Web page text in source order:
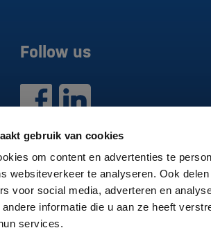
gebruik van cookies
om content en advertenties te
websiteverkeer te analyseren. Ook
voor social media, adverteren en
informatie die u aan ze heeft
services.
Follow us